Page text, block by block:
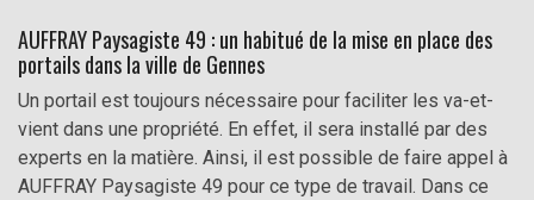
AUFFRAY Paysagiste 49 : un habitué de la mise en place des
portails dans la ville de Gennes
Un portail est toujours nécessaire pour faciliter les va-et-
vient dans une propriété. En effet, il sera installé par des
experts en la matière. Ainsi, il est possible de faire appel à
AUFFRAY Paysagiste 49 pour ce type de travail. Dans ce